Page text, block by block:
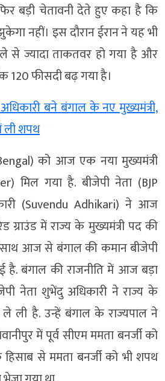
बड़ी चेतावनी देते हुए कहा है कि
नहीं। इस दौरान ईरान ने यह भी
से ज्यादा ताकतवर हो गया है और
120 फीसदी बढ़ गया है।
बने बंगाल के नए मुख्यमंत्री,
ली शपथ
को आज एक नया मुख्यमंत्री
मिल गया है. बीजेपी नेता (BJP
(Suvendu Adhikari) ने आज
ग्राउंड में राज्य के मुख्यमंत्री पद की
आज से बंगाल की कमान बीजेपी
है. बंगाल की राजनीति में आज बड़ा
नेता शुभेंदु अधिकारी ने राज्य के
ली है. उन्हें बंगाल के राज्यपाल ने
में पूर्व सीएम ममता बनर्जी को
हिसाब से ममता बनर्जी को भी शपथ